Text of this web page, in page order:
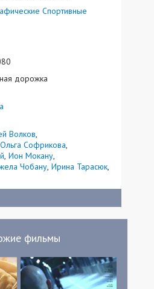
Спортивные
дорожка
Волков
Ольга Софрикова
Ион Мокану
Чобану Ирина Тарасюк
фильмы